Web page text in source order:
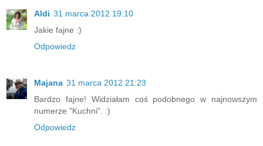
Aldi 31 marca 2012 19:10
Jakie fajne :)
Odpowiedz
Majana 31 marca 2012 21:23
Bardzo fajne! Widziałam coś podobnego w najnowszym
numerze "Kuchni". :)
Odpowiedz